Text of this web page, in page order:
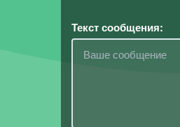
Текст сообщения: